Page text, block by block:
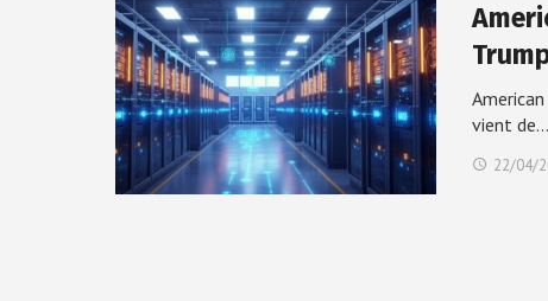
vient de…
22/04/